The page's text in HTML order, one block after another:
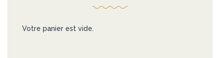
Votre panier est vide.